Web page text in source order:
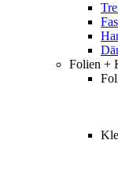
Folien +